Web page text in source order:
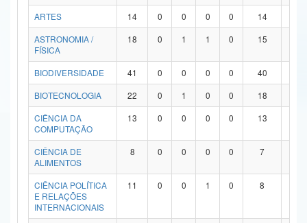
Secretaria de Governo
Advocacia-Geral da União
Banco Central do Brasil
ARTES 14 0 0 0 0 14
ASTRONOMIA /
FÍSICA
18 0 1 1 0 15
BIODIVERSIDADE 41 0 0 0 0 40
BIOTECNOLOGIA
22 0 1 0 0 18
CIÊNCIA DA
COMPUTAÇÃO
13 0 0 0 0 13
CIÊNCIA DE
ALIMENTOS
8 0 0 0 0 7
CIÊNCIA POLÍTICA
E RELAÇÕES
INTERNACIONAIS
11 0 0 1 0 8